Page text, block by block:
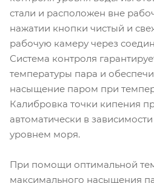
стали и расположен вне
нажатии кнопки чистый и
рабочую камеру через
Система контроля
температуры пара и
насыщение паром при
Калибровка точки кипения
автоматически в
уровнем моря.
При помощи оптимальной
максимального насыщения